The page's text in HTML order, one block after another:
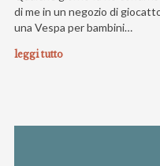
di me in un negozio di
una Vespa per bambini…
leggi tutto